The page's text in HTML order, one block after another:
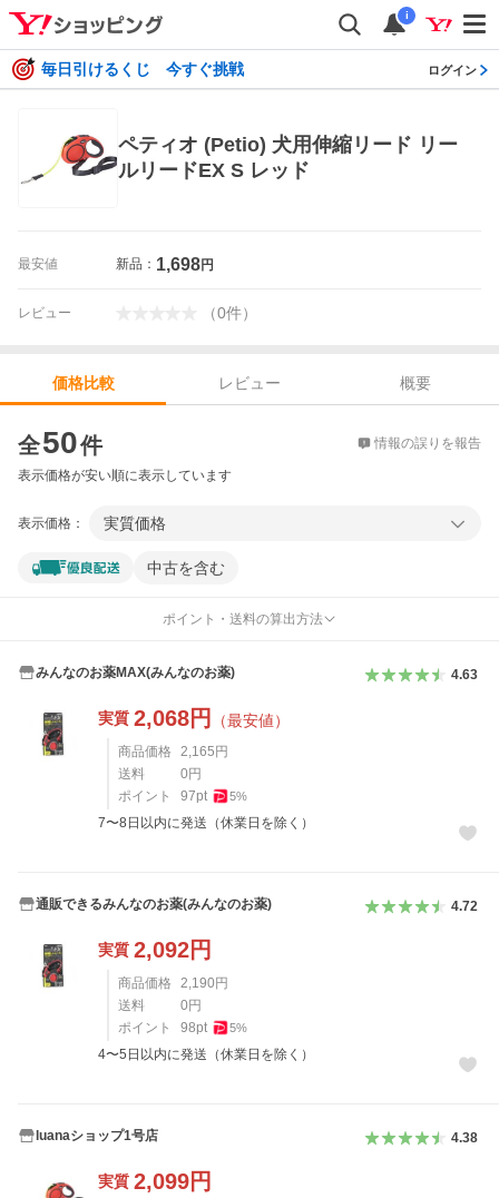
i
毎日引けるくじ 今すぐ挑戦 ログイン
ペティオ (Petio) 犬用伸縮リード リー
ルリードEX S レッド
最安値 新品： 1,698円
レビュー （0件）
価格比較 レビュー
概要
全50件 情報の誤りを報告
表示価格が安い順に表示しています
表示価格： 実質価格
中古を含む
ポイント・送料の算出方法
みんなのお薬MAX(みんなのお薬) 4.63
実質 2,068円 （最安値）
商品価格 2,165 円
送料
0 円
ポイント
97pt 5%
7〜8日以内に発送（休業日を除く）
通販できるみんなのお薬(みんなのお薬) 4.72
実質 2,092円
商品価格 2,190 円
送料
0 円
ポイント
98pt 5%
4〜5日以内に発送（休業日を除く）
luanaショップ1号店 4.38
実質 2,099円